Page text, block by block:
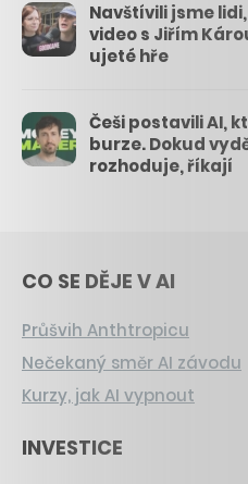
Navštívili jsme
video s Jiřím
ujeté hře
Češi postavili AI,
burze. Dokud
rozhoduje, říkají
CO SE DĚJE V AI
Průšvih Anthtropicu
Nečekaný směr AI závodu
Kurzy, jak AI vypnout
INVESTICE